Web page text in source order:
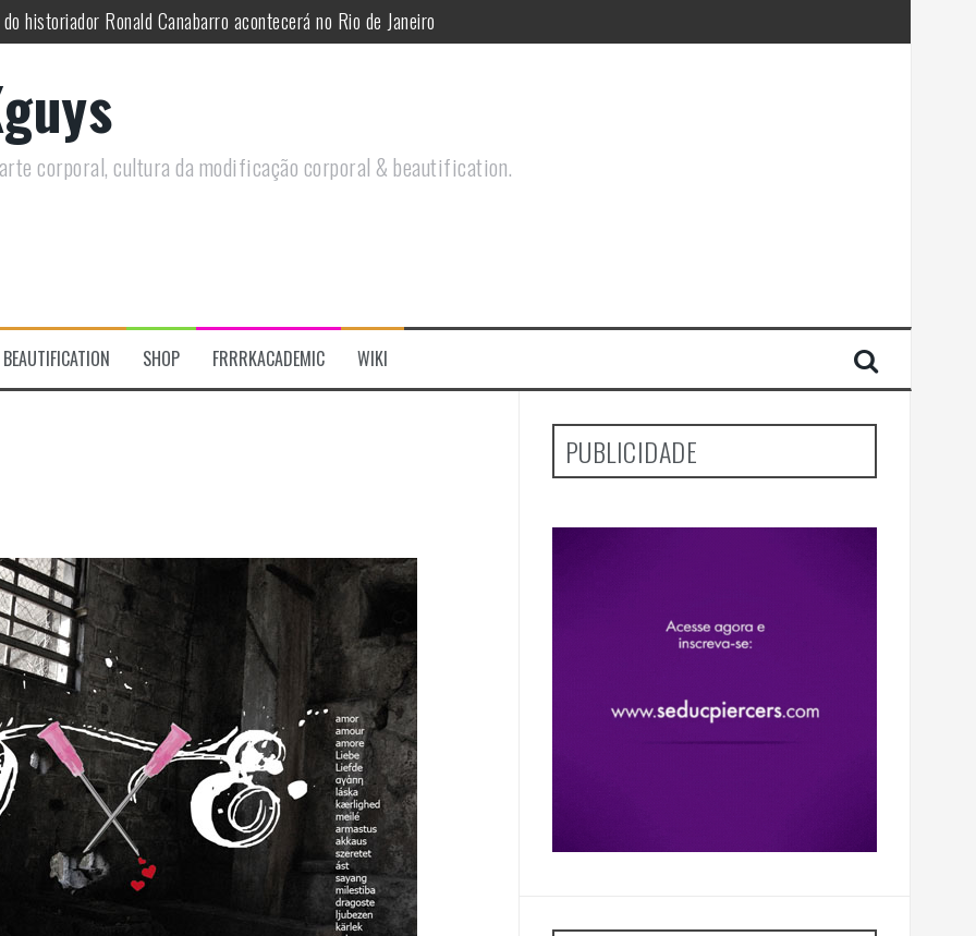
historiador Ronald Canabarro acontecerá no Rio de Janeiro
em Agosto e discutirá questões LGBTQIAPN+ e Modificações Corporais
modificações corporais e anarquia em encontro online
corporal, cultura da modificação corporal & beautification.
BEAUTIFICATION SHOP FRRRKACADEMIC WIKI
PUBLICIDADE